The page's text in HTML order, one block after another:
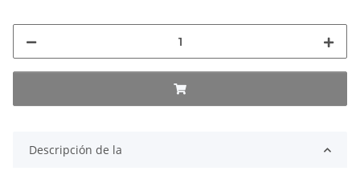
Descripción de la